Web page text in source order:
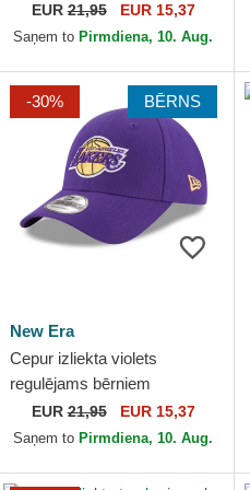
9FORTY The League no
Chicago Bulls NBA no New
EUR21,95 EUR 15,37
Saņem to Pirmdiena, 10. Aug.
-30% BĒRNS
New Era
Cepur izliekta violets
regulējams bērniem
9FORTY The League no Los
Angeles Lakers NBA no New
EUR21,95 EUR 15,37
Saņem to Pirmdiena, 10. Aug.